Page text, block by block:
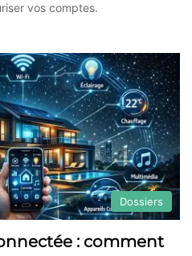
vos comptes.
Dossiers
: comment